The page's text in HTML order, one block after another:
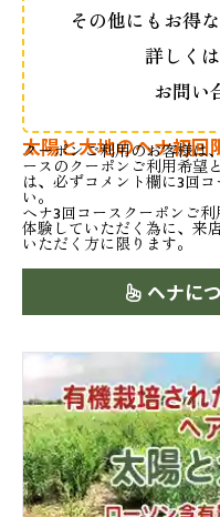
その他にもお得
詳しく
お問い
太陽と大地のヘナ初回
クーポンご利用のお客様は
ースのクーポンご利用希望
は、必ずコメント欄に3回
い。
ヘナ3回コースクーポンご
体験していただく為に、来
いただく方に限ります。
ヘナに